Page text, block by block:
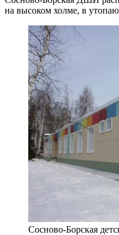
на высоком холме, в
Сосново-Борская